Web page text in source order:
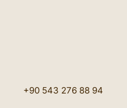
+90 543 276 88 94